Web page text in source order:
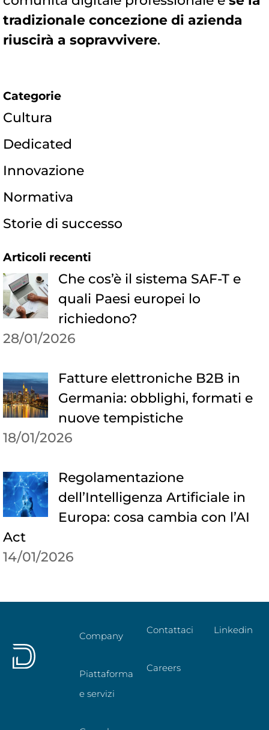
tradizionale concezione di azienda
riuscirà a sopravvivere.
Categorie
Cultura
Dedicated
Innovazione
Normativa
Storie di successo
Articoli recenti
Che cos’è il sistema SAF-T e
quali Paesi europei lo
richiedono?
28/01/2026
Fatture elettroniche B2B in
Germania: obblighi, formati e
nuove tempistiche
18/01/2026
Regolamentazione
dell’Intelligenza Artificiale in
Europa: cosa cambia con l’AI
Act
14/01/2026
Company
Piattaforma
e servizi
Contattaci
Careers
Linkedin